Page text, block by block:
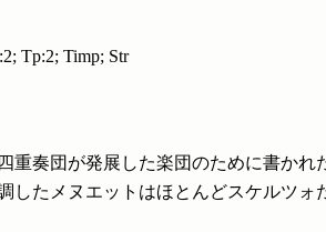
Tp:2; Timp; Str
重奏団が発展した楽団のために書か
したメヌエットはほとんどスケルツォ